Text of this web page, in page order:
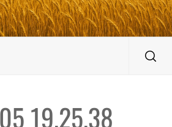
IS
19.25.38